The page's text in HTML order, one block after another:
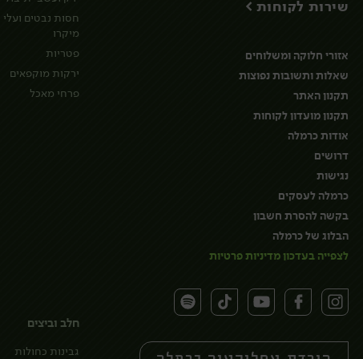
חסות נבטים ועלי
מיקרו
פטריות
ירקות מוקפאים
פרחי מאכל
חלב וביצים
גבינות כחולות
שירות לקוחות >
אזורי חלוקה ומשלוחים
שאלות ותשובות נפוצות
תקנון האתר
תקנון מועדון לקוחות
אודות כרמלה
דרושים
נגישות
כרמלה לעסקים
בקשה להסרת חשבון
הבלוג של כרמלה
לצפייה בעדכון מדיניות פרטיות